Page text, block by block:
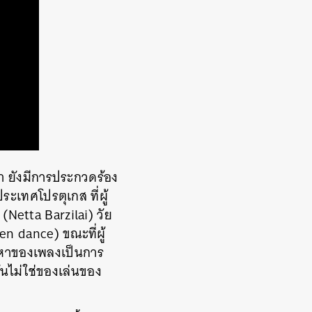
งมีการประกวดร้อง
ะเทศโปรตุเกส ที่ผู้
Barzilai) วัย
dance) ขณะที่ผู้
ของเพลงเป็นการ
ม่ใช่ของเล่นของ